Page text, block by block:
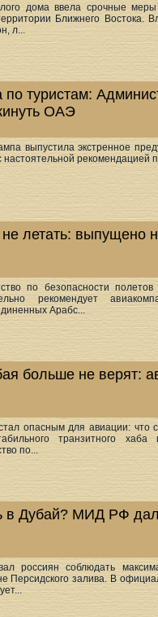
дома ввела срочные
Ближнего Востока.
л...
по туристам:
ОАЭ
выпустила экстренное
рекомендацией
летать: выпущено
по безопасности
рекомендует
Арабс...
больше не верят:
опасным для авиации: что
транзитного
по...
в Дубай? МИД РФ
россиян соблюдать
Персидского залива. В